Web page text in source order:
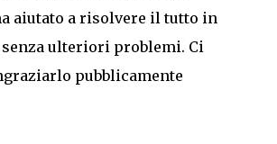
aiutato a risolvere il tutto in
senza ulteriori problemi. Ci
pubblicamente